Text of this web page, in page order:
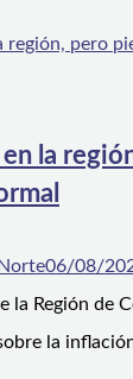
la
06/08/
la Región de
la